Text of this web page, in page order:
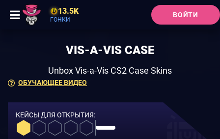
13.5K
ГОНКИ
ВОЙТИ
ОБУЧАЮЩЕЕ ВИДЕО
VIS-A-VIS CASE
Unbox Vis-a-Vis CS2 Case Skins
КЕЙСЫ ДЛЯ ОТКРЫТИЯ: